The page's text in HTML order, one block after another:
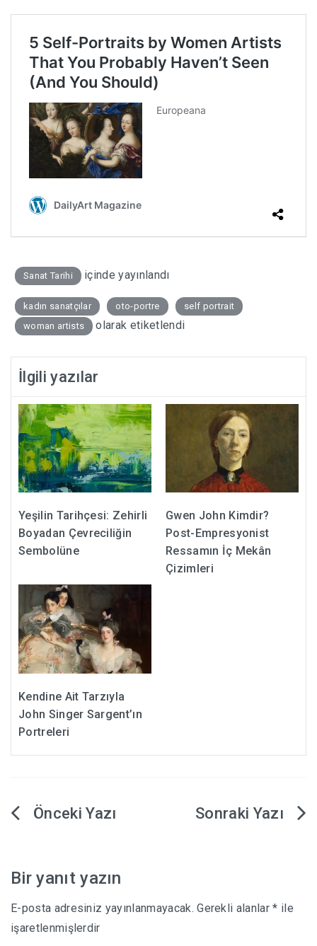
Sanat Tarihi içinde yayınlandı
kadın sanatçılar oto-portre
self portrait
woman artists
olarak etiketlendi
İlgili yazılar
Yeşilin Tarihçesi: Zehirli
Boyadan Çevreciliğin
Sembolüne
Gwen John Kimdir?
Post-Empresyonist
Ressamın İç Mekân
Çizimleri
Kendine Ait Tarzıyla
John Singer Sargent’ın
Portreleri
Yazı
Bir yanıt yazın
E-posta adresiniz yayınlanmayacak. Gerekli alanlar* ile
işaretlenmişlerdir